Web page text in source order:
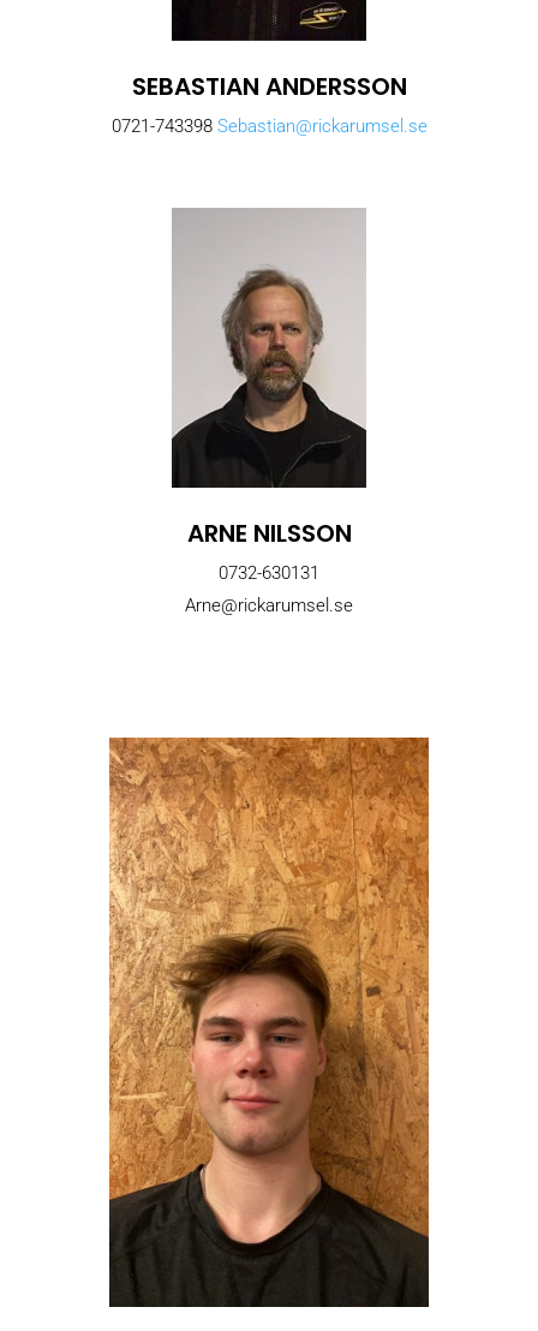
SEBASTIAN ANDERSSON
0721-743398 Sebastian@rickarumsel.se
ARNE NILSSON
0732-630131
Arne@rickarumsel.se